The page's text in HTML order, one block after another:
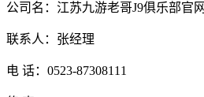
公司名：江苏九游老哥J9俱乐部官
联系人：张经理
电 话：0523-87308111